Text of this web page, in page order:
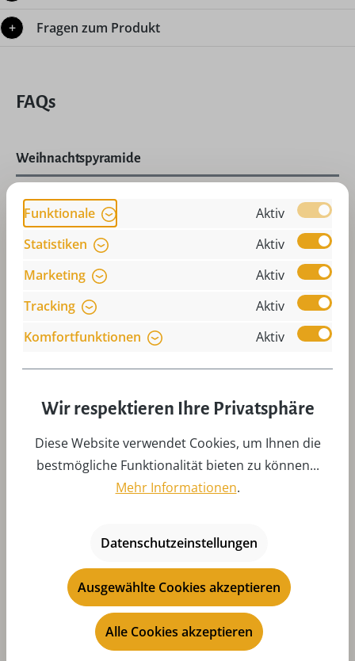
Fragen zum Produkt
FAQs
Weihnachtspyramide
Teelichtpyramide dreht sich nicht? Was
muss ich tun?
Wie sollte der Standort der
ich achten?
Wie muss ich die Flügel meiner
Weihnachtspyramide einstellen?
Produktgalerie überspringen
Funktionale
Aktiv
Statistiken
Aktiv
Marketing
Aktiv
Tracking
Aktiv
Komfortfunktionen
Aktiv
Wir respektieren Ihre Privatsphäre
Diese Website verwendet Cookies, um Ihnen die
bestmögliche Funktionalität bieten zu können...
Mehr Informationen.
Datenschutzeinstellungen
Ausgewählte Cookies akzeptieren
Alle Cookies akzeptieren